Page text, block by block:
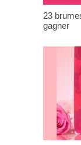
23
gagner